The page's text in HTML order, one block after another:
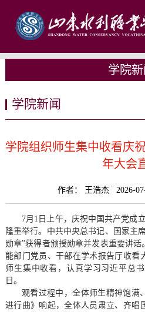
学院新
学院新闻
学院组织师生集中收看庆
年大会
作者： 王浩杰 2026-
7月1日上午，庆祝中国共产党成
隆重举行。中共中央总书记、国家主
勋章”获得者颁授勋章并发表重要讲
能部门党员、干部在学术报告厅收看
师生集中收看，认真学习习近平总
日。
观看过程中，全体师生精神饱满
进行曲》响起，全体人员肃立、齐唱